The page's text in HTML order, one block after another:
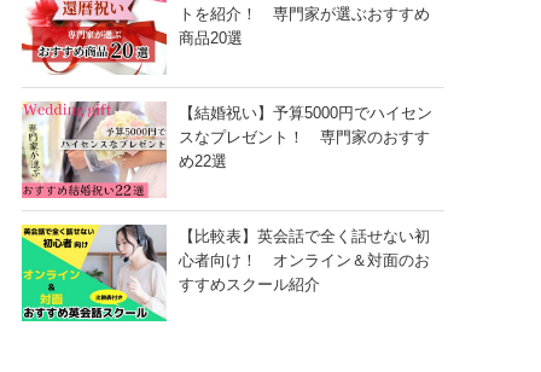
トを紹介！ 専門家が選ぶおすすめ
商品20選
【結婚祝い】予算5000円でハイセン
スなプレゼント！ 専門家のおすす
め22選
【比較表】英会話で全く話せない初
心者向け！ オンライン＆対面のお
すすめスクール紹介